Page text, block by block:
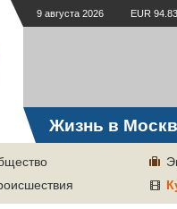
9 августа 2026 EUR
Жизнь в